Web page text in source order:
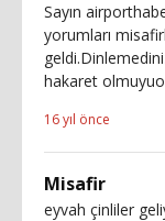
Sayın
yorumları
hakaret
16 yıl önce
Misafir
eyvah çinliler